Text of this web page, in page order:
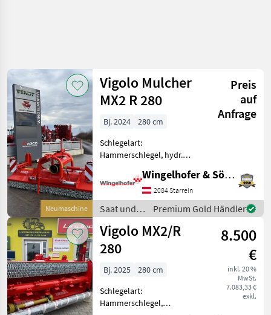
Kategorie 2 Land Filter
AKTUELLER
Vigolo
Mx2r
280
KATEGORIE
WÄHLEN
Landtechnik
13
MARKTPLATZ
Marktplatz Händlerangebote
Zurücksetzen
13
Ergebnisse
anzeigen
Neumaschine
Vigolo Mulcher
MX2 R 280
Preis
auf
Anfrage
Bj. 2024
280 cm
Schlegelart:
Hammerschlegel, hydr.
Universelle 3-Punkt-ISO-
Gabelanbau Kat. II,
Doppelanbauturm für
Front-Heck Anwendung -
doppeltes Gehäuse u
Wingelhofer & Söhne GmbH
2084 Starrein
Saat und
Pflege /
Vigolo
Premium Gold Händler
Vigolo MX2/R
280
8.500
€
inkl. 20 %
MwSt.
7.083,33 €
exkl.
Bj. 2025
280 cm
Schlegelart:
Hammerschlegel,